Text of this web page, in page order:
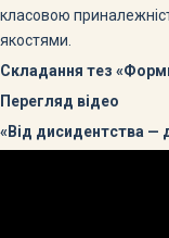
класовою
якостями.
Складання тез
Перегляд відео
«Від дисидентства —